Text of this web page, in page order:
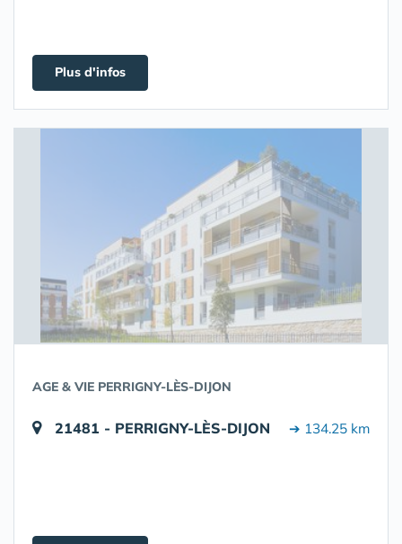
Plus d'infos
AGE & VIE PERRIGNY-LÈS-DIJON
21481 - PERRIGNY-LÈS-DIJON ➔ 134.25 km